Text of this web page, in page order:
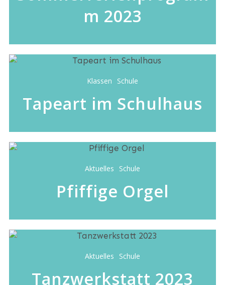
m 2023
Klassen Schule
Tapeart im Schulhaus
Aktuelles Schule
Pfiffige Orgel
Aktuelles Schule
Tanzwerkstatt 2023